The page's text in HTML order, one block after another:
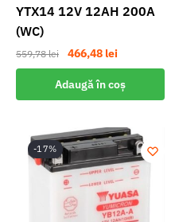
YTX14 12V 12AH 200A
(WC)
559,78lei
Prețul
inițial
a
fost:
466,48 leiPrețul
curent
este:
466,48 lei.
Adaugă în coș
-17%